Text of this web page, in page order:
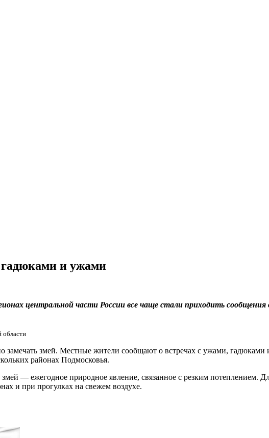
гадюками и ужами
центральной части России все чаще стали приходить
области
замечать змей. Местные жители сообщают о встречах с ужами,
районах Подмосковья.
— ежегодное природное явление, связанное с резким потеплением.
и при прогулках на свежем воздухе.